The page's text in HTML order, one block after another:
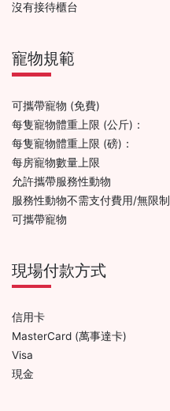
沒有接待櫃台
寵物規範
可攜帶寵物 (免費)
每隻寵物體重上限 (公斤)：
每隻寵物體重上限 (磅)：
每房寵物數量上限
允許攜帶服務性動物
服務性動物不需支付費用/無限制
可攜帶寵物
現場付款方式
信用卡
MasterCard (萬事達卡)
Visa
現金